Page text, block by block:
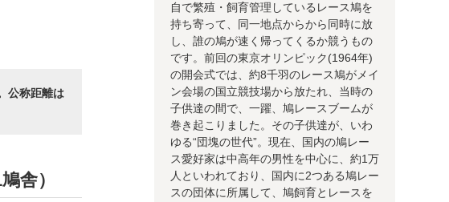
公称距離は
舎）
自で繁殖・飼育管理しているレース鳩を
持ち寄って、同一地点からから同時に放
し、誰の鳩が速く帰ってくるか競うもの
です。前回の東京オリンピック(1964年)
の開会式では、約8千羽のレース鳩がメイ
ン会場の国立競技場から放たれ、当時の
子供達の間で、一躍、鳩レースブームが
巻き起こりました。その子供達が、いわ
ゆる“団塊の世代”。現在、国内の鳩レー
ス愛好家は中高年の男性を中心に、約1万
人といわれており、国内に2つある鳩レー
スの団体に所属して、鳩飼育とレースを